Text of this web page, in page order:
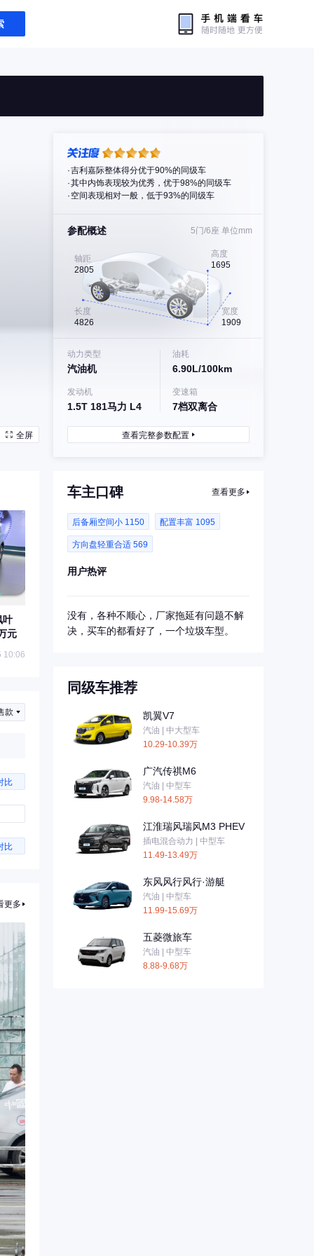
全屏
吉利嘉际整体得分优于90%的同级车
其中内饰表现较为优秀，优于98%的同级车
空间表现相对一般，低于93%的同级车
参配概述 5门/6座 单位mm
轴距
2805
高度
1695
长度
4826
宽度
1909
动力类型
汽油机
油耗
6.90L/100km
发动机
1.5T 181马力 L4
变速箱
7档双离合
查看完整参数配置
叶
元
10:06
款
比
比
更多
车主口碑 查看更多
后备厢空间小 1150 配置丰富 1095
方向盘轻重合适 569
用户热评
没有，各种不顺心，厂家拖延有问题不解
决，买车的都看好了，一个垃圾车型。
同级车推荐
凯翼V7
汽油 | 中大型车
10.29-10.39万
广汽传祺M6
汽油 | 中型车
9.98-14.58万
江淮瑞风瑞风M3 PHEV
插电混合动力 | 中型车
11.49-13.49万
东风风行风行·游艇
汽油 | 中型车
11.99-15.69万
五菱微旅车
汽油 | 中型车
8.88-9.68万